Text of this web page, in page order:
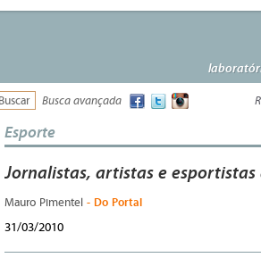
Busca avançada
Esporte
Jornalistas, artistas e
Mauro Pimentel - Do Portal
31/03/2010